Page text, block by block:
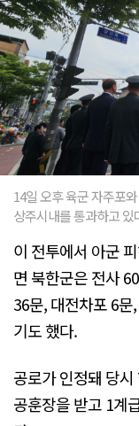
14일 오후 육군 자주포
상주시내를 통과하고 있
이 전투에서 아군
면 북한군은 전사
36문, 대전차포 6
기도 했다.
공로가 인정돼 당
공훈장을 받고 1계